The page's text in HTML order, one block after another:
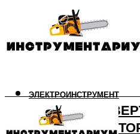
ЭЛЕКТРОИНСТРУМЕНТ